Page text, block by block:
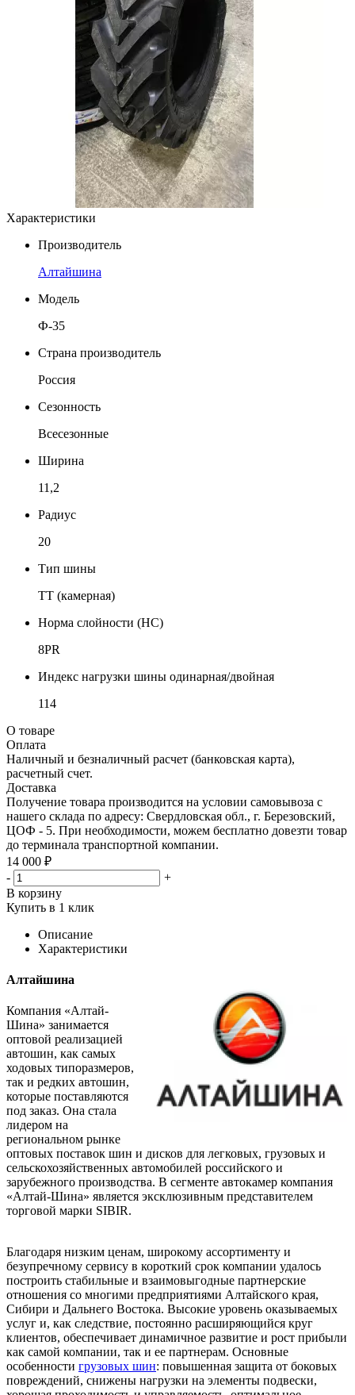
Характеристики
Производитель
Алтайшина
Модель
Ф-35
Страна производитель
Россия
Сезонность
Всесезонные
Ширина
11,2
Радиус
20
Тип шины
TT (камерная)
Норма слойности (НС)
8PR
Индекс нагрузки шины одинарная/двойная
114
О товаре
Оплата
Наличный и безналичный расчет (банковская карта),
расчетный счет.
Доставка
Получение товара производится на условии самовывоза с
нашего склада по адресу: Свердловская обл., г. Березовский,
ЦОФ - 5. При необходимости, можем бесплатно довезти товар
до терминала транспортной компании.
14 000 ₽
-
+
В корзину
Купить в 1 клик
Описание
Характеристики
Алтайшина
Компания «Алтай-
Шина» занимается
оптовой реализацией
автошин, как самых
ходовых типоразмеров,
так и редких автошин,
которые поставляются
под заказ. Она стала
лидером на
региональном рынке
оптовых поставок шин и дисков для легковых, грузовых и
сельскохозяйственных автомобилей российского и
зарубежного производства. В сегменте автокамер компания
«Алтай-Шина» является эксклюзивным представителем
торговой марки SIBIR.
Благодаря низким ценам, широкому ассортименту и
безупречному сервису в короткий срок компании удалось
построить стабильные и взаимовыгодные партнерские
отношения со многими предприятиями Алтайского края,
Сибири и Дальнего Востока. Высокие уровень оказываемых
услуг и, как следствие, постоянно расширяющийся круг
клиентов, обеспечивает динамичное развитие и рост прибыли
как самой компании, так и ее партнерам. Основные
особенности грузовых шин: повышенная защита от боковых
повреждений, снижены нагрузки на элементы подвески,